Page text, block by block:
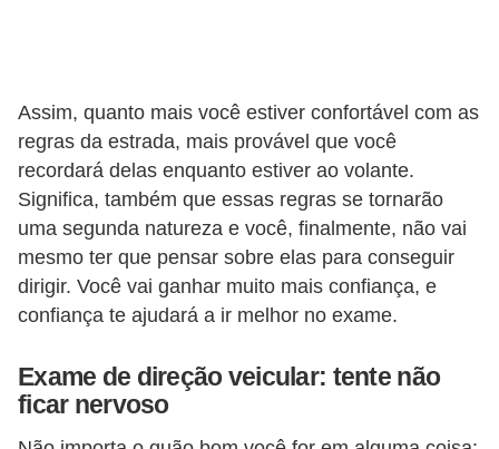
Assim, quanto mais você estiver confortável com as
regras da estrada, mais provável que você
recordará delas enquanto estiver ao volante.
Significa, também que essas regras se tornarão
uma segunda natureza e você, finalmente, não vai
mesmo ter que pensar sobre elas para conseguir
dirigir. Você vai ganhar muito mais confiança, e
confiança te ajudará a ir melhor no exame.
Exame de direção veicular: tente não
ficar nervoso
u
t
o
m
o
t
i
a
s
L